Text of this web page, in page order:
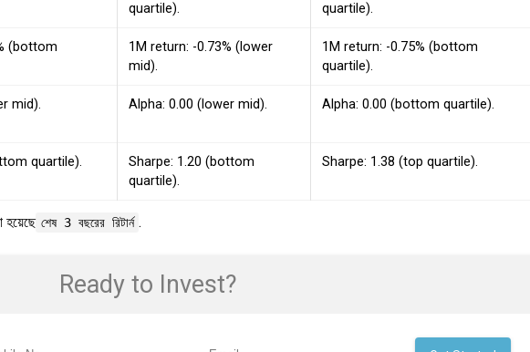
quartile).
quartile).
(bottom
1M return: -0.73% (lower
mid).
1M return: -0.75% (bottom
quartile).
mid). Alpha: 0.00 (lower mid). Alpha: 0.00 (bottom quartile).
quartile).
Sharpe: 1.20 (bottom
quartile).
Sharpe: 1.38 (top quartile).
হয়েছে শেষ 3 বছরের রিটার্ন .
Ready to Invest?